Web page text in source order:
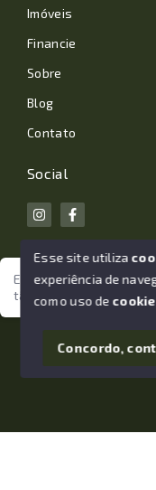
Estamos aqui para te
tão importante da sua
Imóveis
Financie
Sobre
Blog
Contato
Social
© Copyright 2026 -
SITE PARA IMOBILIARIA
Esse site utiliza
experiência de
com o uso de
Concordo,